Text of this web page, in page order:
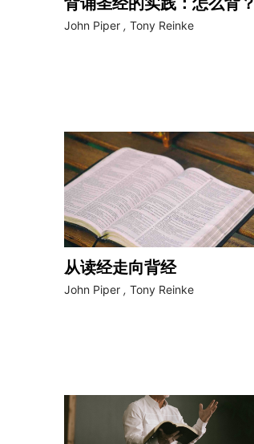
John Piper , Tony Reinke
从读经走向背经
John Piper , Tony Reinke